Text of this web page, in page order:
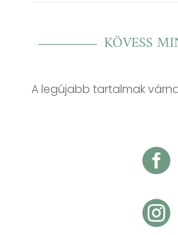
KÖVESS
A legújabb tartalmak

